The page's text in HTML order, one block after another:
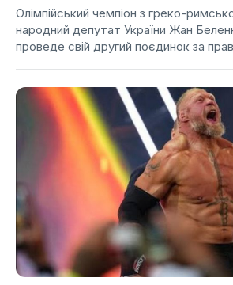
Олімпійський чемпіон з греко-
народний депутат України Жан
проведе свій другий поєдинок за